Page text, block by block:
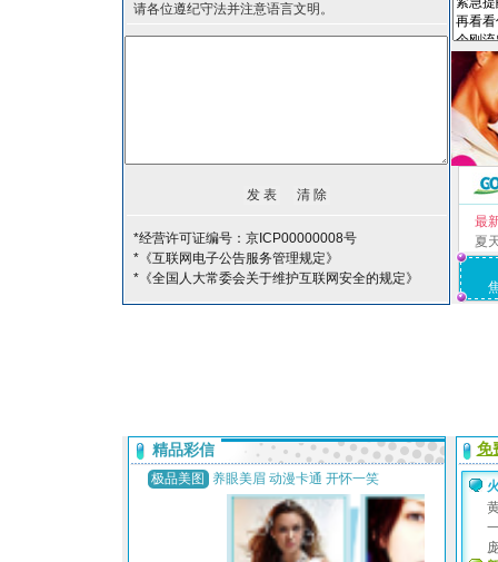
请各位遵纪守法并注意语言文明。
*经营许可证编号：京ICP00000008号
*《互联网电子公告服务管理规定》
*《全国人大常委会关于维护互联网安全的规定》
最
夏